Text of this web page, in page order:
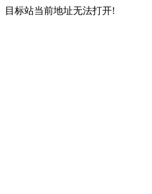
目标站当前地址无法打开!